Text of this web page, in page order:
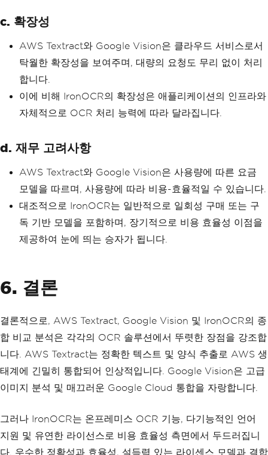
c. 확장성
AWS Textract와 Google Vision은 클라우드 서비스로서
탁월한 확장성을 보여주며, 대량의 요청도 무리 없이 처리
합니다.
이에 비해 IronOCR의 확장성은 애플리케이션의 인프라와
자체적으로 OCR 처리 능력에 따라 달라집니다.
d. 재무 고려사항
AWS Textract와 Google Vision은 사용량에 따른 요금
모델을 따르며, 사용량에 따라 비용-효율적일 수 있습니다.
대조적으로 IronOCR는 일반적으로 일회성 구매 또는 구
독 기반 모델을 포함하며, 장기적으로 비용 효율성 이점을
제공하여 눈에 띄는 승자가 됩니다.
6. 결론
결론적으로, AWS Textract, Google Vision 및 IronOCR의 종
합 비교 분석은 각각의 OCR 솔루션에서 뚜렷한 장점을 강조합
니다. AWS Textract는 정확한 텍스트 및 양식 추출로 AWS 생
태계에 긴밀히 통합되어 인상적입니다. Google Vision은 고급
이미지 분석 및 매끄러운 Google Cloud 통합을 자랑합니다.
그러나 IronOCR는 온프레미스 OCR 기능, 다기능적인 언어
지원 및 유연한 라이선스로 비용 효율성 측면에서 두드러집니
다. 우수한 정확성과 효율성, 설득력 있는 라이센스 모델과 결합